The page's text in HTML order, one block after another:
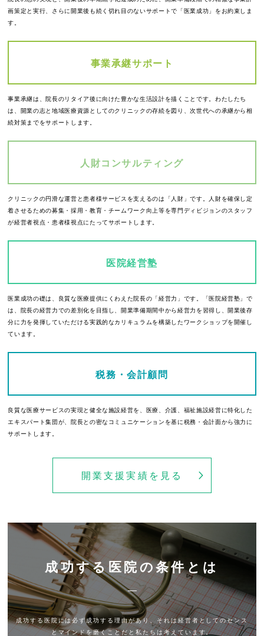
画策定と実行、さらに開業後も続く切れ目のないサポートで「医業成功」をお約束しま
す。
事業承継サポート
事業承継は、院長のリタイア後に向けた豊かな生活設計を描くことです。わたしたち
は、開業の志と地域医療資源としてのクリニックの存続を図り、次世代への承継から相
続対策までをサポートします。
人財コンサルティング
クリニックの円滑な運営と患者様サービスを支えるのは「人財」です。人財を確保し定
着させるための募集・採用・教育・チームワーク向上等を専門ディビジョンのスタッフ
が経営者視点・患者様視点にたってサポートします。
医院経営塾
医業成功の礎は、良質な医療提供にくわえた院長の「経営力」です。「医院経営塾」で
は、院長の経営力での差別化を目指し、開業準備期間中から経営力を習得し、開業後存
分に力を発揮していただける実践的なカリキュラムを構築したワークショップを開催し
ています。
税務・会計顧問
良質な医療サービスの実現と健全な施設経営を、医療、介護、福祉施設経営に特化した
エキスパート集団が、院長との密なコミュニケーションを基に税務・会計面から強力に
サポートします。
開業支援実績を見る
成功する医院の条件とは
成功する医院には必ず成功する理由があり、それは経営者としてのセンス
とマインドを磨くことだと私たちは考えています。